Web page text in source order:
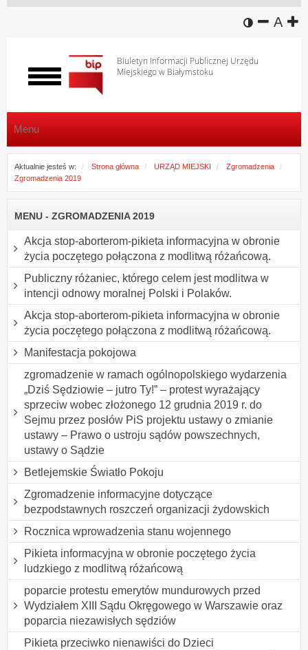
wersja
A
Biuletyn Informacji Publicznej Urzędu
Miejskiego w Białymstoku
Włącz
menu
Menu
Aktualnie jesteś w: Strona główna URZĄD MIEJSKI
Zgromadzenia
Zgromadzenia 2019
MENU - ZGROMADZENIA 2019
Akcja stop-aborterom-pikieta informacyjna w obronie
życia poczętego połączona z modlitwą różańcową.
Publiczny różaniec, którego celem jest modlitwa w
intencji odnowy moralnej Polski i Polaków.
Akcja stop-aborterom-pikieta informacyjna w obronie
życia poczętego połączona z modlitwą różańcową.
Manifestacja pokojowa
zgromadzenie w ramach ogólnopolskiego wydarzenia
„Dziś Sędziowie – jutro Ty!” – protest wyrażający
sprzeciw wobec złożonego 12 grudnia 2019 r. do
Sejmu przez posłów PiS projektu ustawy o zmianie
ustawy – Prawo o ustroju sądów powszechnych,
ustawy o Sądzie
Betlejemskie Światło Pokoju
Zgromadzenie informacyjne dotyczące
bezpodstawnych roszczeń organizacji żydowskich
Rocznica wprowadzenia stanu wojennego
Pikieta informacyjna w obronie poczętego życia
ludzkiego z modlitwą różańcową
poparcie protestu emerytów mundurowych przed
Wydziałem XIII Sądu Okręgowego w Warszawie oraz
poparcia niezawisłych sędziów
Pikieta przeciwko nienawiści do Dzieci